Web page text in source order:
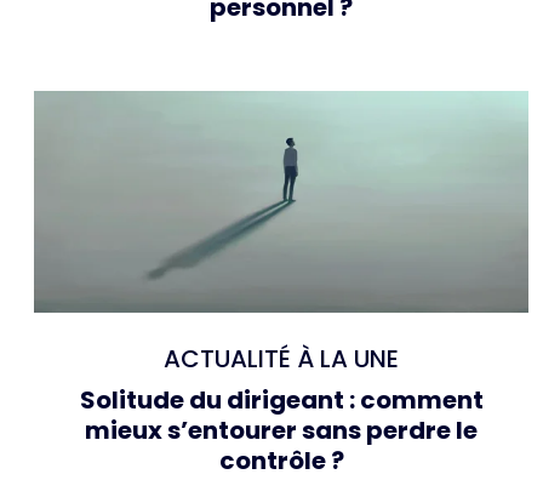
personnel ?
ACTUALITÉ À LA UNE
Solitude du dirigeant : comment
mieux s’entourer sans perdre le
contrôle ?